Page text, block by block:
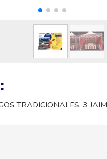
TRADICIONALES, 3